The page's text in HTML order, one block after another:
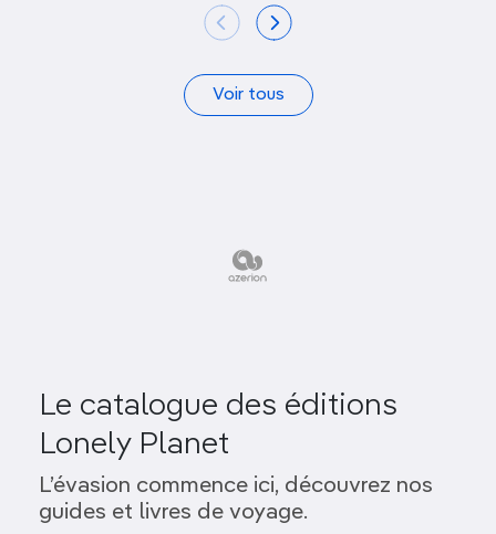
Voir tous
Le catalogue des éditions
Lonely Planet
L’évasion commence ici, découvrez nos
guides et livres de voyage.